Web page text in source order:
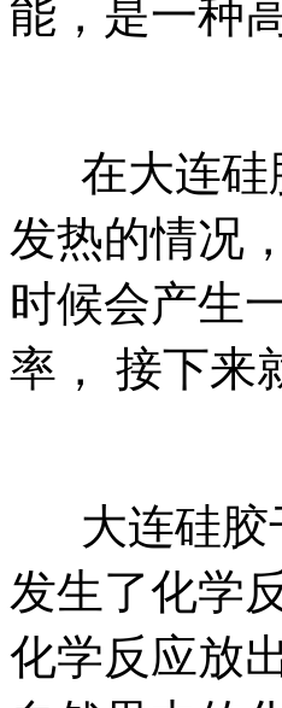
能，是一种
在大连硅
发热的情况
时候会产生
率， 接下来
大连硅胶
发生了化学
化学反应放